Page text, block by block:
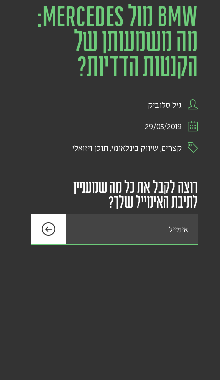
BMW מול MERCEDES:
מה משמעותן של
הקנטות הדדיות?
גיל סלוביק
29/05/2019
קצרים, שיווק בינלאומי, תוכן ויזואלי
רוצה לקבל את כל מה שמעניין
לתיבת האימייל שלך?
אימייל